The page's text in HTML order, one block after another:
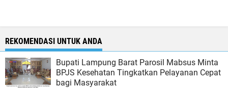
REKOMENDASI UNTUK ANDA
Bupati Lampung Barat Parosil Mabsus Minta
BPJS Kesehatan Tingkatkan Pelayanan Cepat
bagi Masyarakat